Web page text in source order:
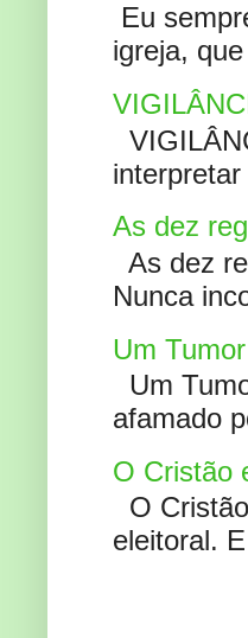
Eu
igreja,
As dez
As dez
Nunca
Um
Um
afamado
O Cristão
O
eleitoral.